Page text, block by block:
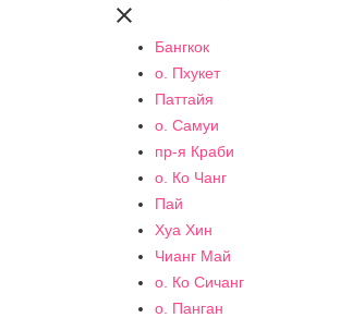

Бангкок
о. Пхукет
Паттайя
о. Самуи
пр-я Краби
о. Ко Чанг
Пай
Хуа Хин
Чианг Май
о. Ко Сичанг
о. Панган